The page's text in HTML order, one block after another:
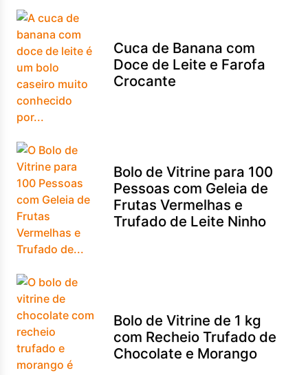
Cuca de Banana com
Doce de Leite e Farofa
Crocante
Bolo de Vitrine para 100
Pessoas com Geleia de
Frutas Vermelhas e
Trufado de Leite Ninho
Bolo de Vitrine de 1 kg
com Recheio Trufado de
Chocolate e Morango